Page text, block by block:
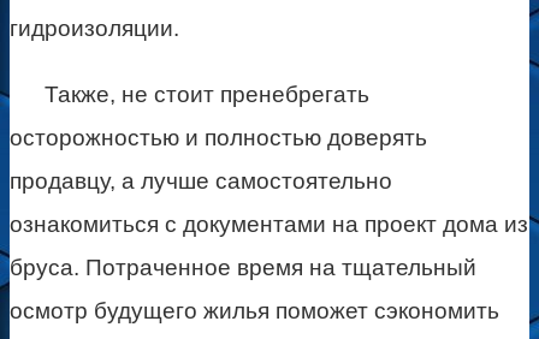
гидроизоляции.
Также, не стоит пренебрегать
осторожностью и полностью доверять
продавцу, а лучше самостоятельно
ознакомиться с документами на проект дома из
бруса. Потраченное время на тщательный
осмотр будущего жилья поможет сэкономить